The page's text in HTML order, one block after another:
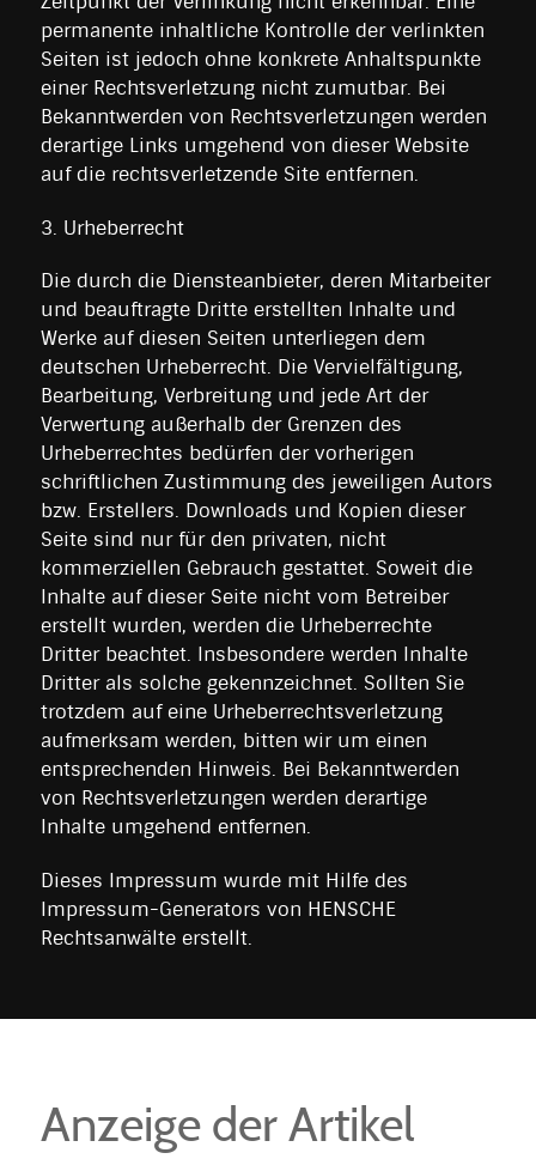
permanente inhaltliche Kontrolle der verlinkten
Seiten ist jedoch ohne konkrete Anhaltspunkte
einer Rechtsverletzung nicht zumutbar. Bei
Bekanntwerden von Rechtsverletzungen werden
derartige Links umgehend von dieser Website
auf die rechtsverletzende Site entfernen.
3. Urheberrecht
Die durch die Diensteanbieter, deren Mitarbeiter
und beauftragte Dritte erstellten Inhalte und
Werke auf diesen Seiten unterliegen dem
deutschen Urheberrecht. Die Vervielfältigung,
Bearbeitung, Verbreitung und jede Art der
Verwertung außerhalb der Grenzen des
Urheberrechtes bedürfen der vorherigen
schriftlichen Zustimmung des jeweiligen Autors
bzw. Erstellers. Downloads und Kopien dieser
Seite sind nur für den privaten, nicht
kommerziellen Gebrauch gestattet. Soweit die
Inhalte auf dieser Seite nicht vom Betreiber
erstellt wurden, werden die Urheberrechte
Dritter beachtet. Insbesondere werden Inhalte
Dritter als solche gekennzeichnet. Sollten Sie
trotzdem auf eine Urheberrechtsverletzung
aufmerksam werden, bitten wir um einen
entsprechenden Hinweis. Bei Bekanntwerden
von Rechtsverletzungen werden derartige
Inhalte umgehend entfernen.
Dieses Impressum wurde mit Hilfe des
Impressum-Generators von HENSCHE
Rechtsanwälte erstellt.
Anzeige der Artikel